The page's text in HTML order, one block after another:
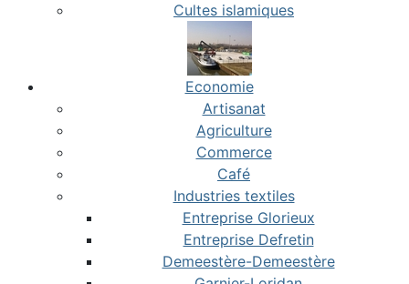
Cultes islamiques
Economie
Artisanat
Agriculture
Commerce
Café
Industries textiles
Entreprise Glorieux
Entreprise Defretin
Demeestère-Demeestère